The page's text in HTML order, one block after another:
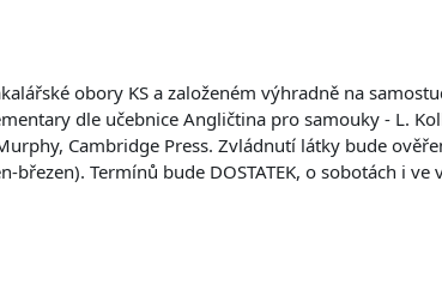
obory KS a založeném výhradně na
dle učebnice Angličtina pro samouky - L.
Cambridge Press. Zvládnutí látky bude
Termínů bude DOSTATEK, o sobotách i ve